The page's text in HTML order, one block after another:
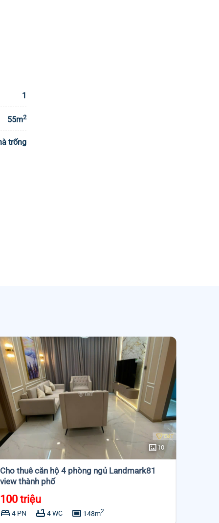
1
55m2
trống
imagesmode10
Cho thuê căn hộ 4 phòng ngủ Landmark81
view thành phố
100 triệu
bed 4 PN bathtub 4 WC capture 148m2